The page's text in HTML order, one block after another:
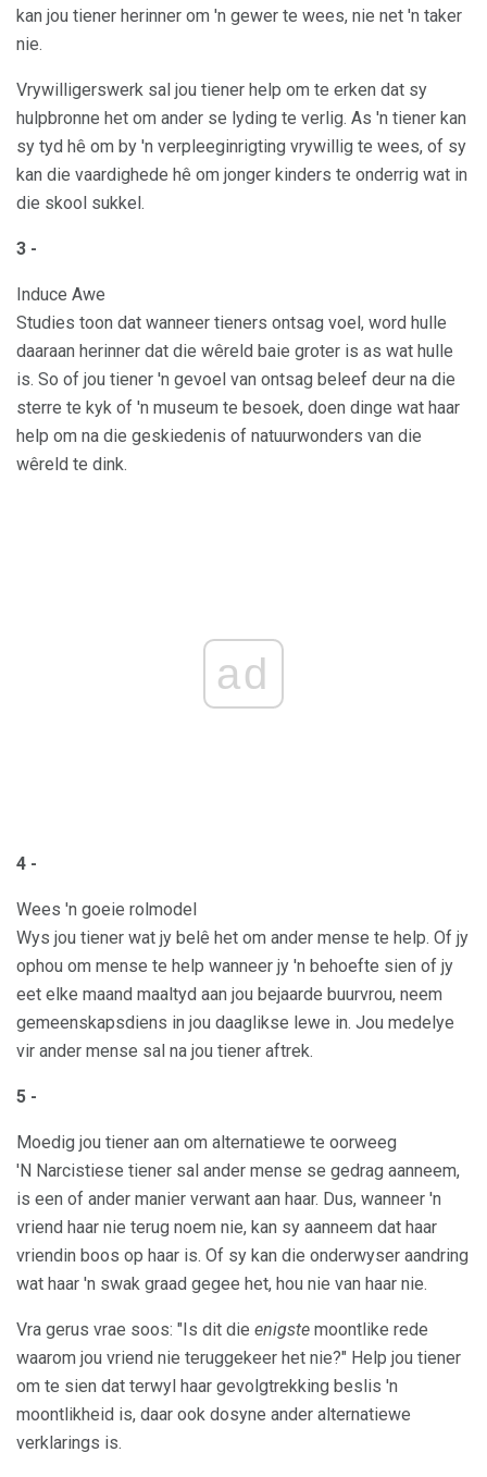
kan jou tiener herinner om 'n gewer te wees, nie net 'n taker
nie.
Vrywilligerswerk sal jou tiener help om te erken dat sy
hulpbronne het om ander se lyding te verlig. As 'n tiener kan
sy tyd hê om by 'n verpleeginrigting vrywillig te wees, of sy
kan die vaardighede hê om jonger kinders te onderrig wat in
die skool sukkel.
3 -
Induce Awe
Studies toon dat wanneer tieners ontsag voel, word hulle
daaraan herinner dat die wêreld baie groter is as wat hulle
is. So of jou tiener 'n gevoel van ontsag beleef deur na die
sterre te kyk of 'n museum te besoek, doen dinge wat haar
help om na die geskiedenis of natuurwonders van die
wêreld te dink.
ad
4 -
Wees 'n goeie rolmodel
Wys jou tiener wat jy belê het om ander mense te help. Of jy
ophou om mense te help wanneer jy 'n behoefte sien of jy
eet elke maand maaltyd aan jou bejaarde buurvrou, neem
gemeenskapsdiens in jou daaglikse lewe in. Jou medelye
vir ander mense sal na jou tiener aftrek.
5 -
Moedig jou tiener aan om alternatiewe te oorweeg
'N Narcistiese tiener sal ander mense se gedrag aanneem,
is een of ander manier verwant aan haar. Dus, wanneer 'n
vriend haar nie terug noem nie, kan sy aanneem dat haar
vriendin boos op haar is. Of sy kan die onderwyser aandring
wat haar 'n swak graad gegee het, hou nie van haar nie.
Vra gerus vrae soos: "Is dit die enigste moontlike rede
waarom jou vriend nie teruggekeer het nie?" Help jou tiener
om te sien dat terwyl haar gevolgtrekking beslis 'n
moontlikheid is, daar ook dosyne ander alternatiewe
verklarings is.